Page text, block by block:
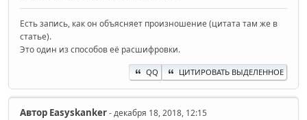
Есть запись, как он объясняет произношение (цитата там же в
статье).
Это один из способов её расшифровки.
QQ ЦИТИРОВАТЬ ВЫДЕЛЕННОЕ
Автор Easyskanker- декабря 18, 2018, 12:15